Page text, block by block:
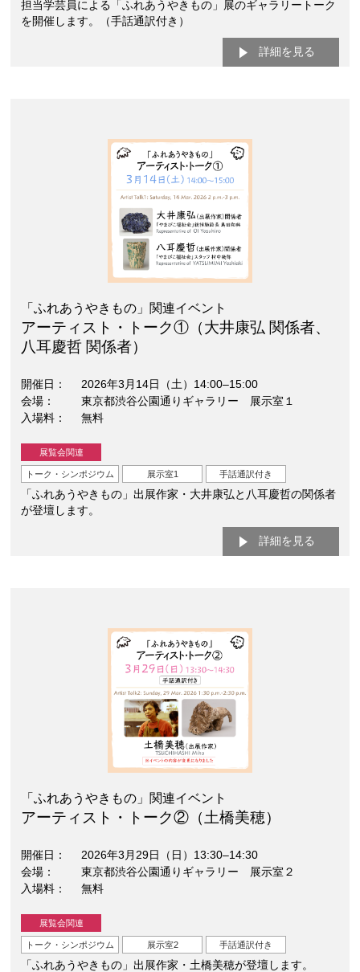
担当学芸員による「ふれあうやきもの」展のギャラリートーク
を開催します。（手話通訳付き）
詳細を見る
「ふれあうやきもの」関連イベント
アーティスト・トーク①（大井康弘 関係者、
八耳慶哲 関係者）
開催日
2026年3月14日（土）14:00–15:00
会場
東京都渋谷公園通りギャラリー 展示室１
入場料
無料
展覧会関連
トーク・シンポジウム 展示室1 手話通訳付き
「ふれあうやきもの」出展作家・大井康弘と八耳慶哲の関係者
が登壇します。
詳細を見る
「ふれあうやきもの」関連イベント
アーティスト・トーク②（土橋美穂）
開催日
2026年3月29日（日）13:30–14:30
会場
東京都渋谷公園通りギャラリー 展示室２
入場料
無料
展覧会関連
トーク・シンポジウム 展示室2 手話通訳付き
「ふれあうやきもの」出展作家・土橋美穂が登壇します。